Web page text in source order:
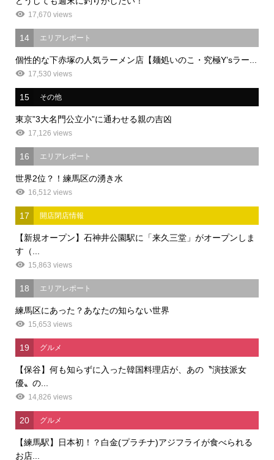
17,670 views
14 エリアレポート
個性的な下赤塚の人気ラーメン店【麺処いのこ・究極Y’sラー...
17,530 views
15 その他
東京”3大名門公立小”に通わせる親の吉凶
17,126 views
16 エリアレポート
世界2位？！練馬区の湧き水
16,512 views
17 開店閉店情報
【新規オープン】石神井公園駅に「来久三堂」がオープンしま
す（...
15,863 views
18 エリアレポート
練馬区にあった？あなたの知らない世界
15,653 views
19 グルメ
【保谷】何も知らずに入った韓国料理店が、あの〝演技派女
優〟の...
14,826 views
20 グルメ
【練馬駅】日本初！？白金(プラチナ)アジフライが食べられる
お店...